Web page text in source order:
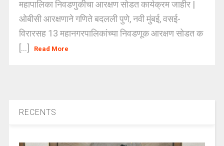
महापालिका निवडणुकीचा आरक्षण सोडत कार्यक्रम जाहीर |
ओबीसी आरक्षणाने गणिते बदलली पुणे, नवी मुंबई, वसई-
विरारसह 13 महानगरपालिकांच्या निवडणूक आरक्षण सोडत क
[...]
Read More
RECENTS